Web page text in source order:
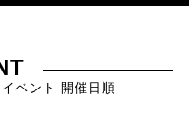
ベント 開催日順